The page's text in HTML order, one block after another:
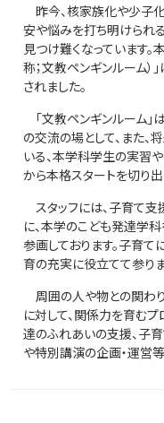
昨今、核家族化や少子
安や悩みを打ち明けられ
見つけ難くなっています
称；文教ペンギンルーム）
されました。
「文教ペンギンルーム
の交流の場として、また、
いる、本学科学生の実習
から本格スタートを切り出
スタッフには、子育て
に、本学のこども発達学
参画しております。子育
育の充実に役立てて参りま
周囲の人や物との関わ
に対して、関係力を育む
達のふれあいの支援、子
や特別講演の企画・運営